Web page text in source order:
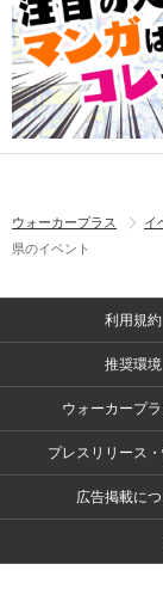
ウォーカープラス イ
県のイベント
利用規約
推奨環境
ウォーカープ
プレスリリース
広告掲載に